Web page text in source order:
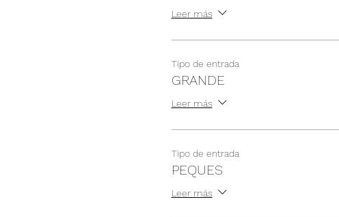
Leer más
Tipo de entrada
GRANDE
Leer más
Tipo de entrada
PEQUES
Leer más